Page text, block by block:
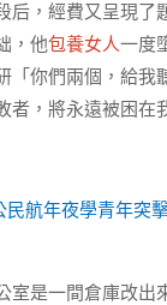
后，經費又呈現了
，他包養女人一度
「你們兩個，給
者，將永遠被困在
民航年夜學青年突
室是一間倉庫改出